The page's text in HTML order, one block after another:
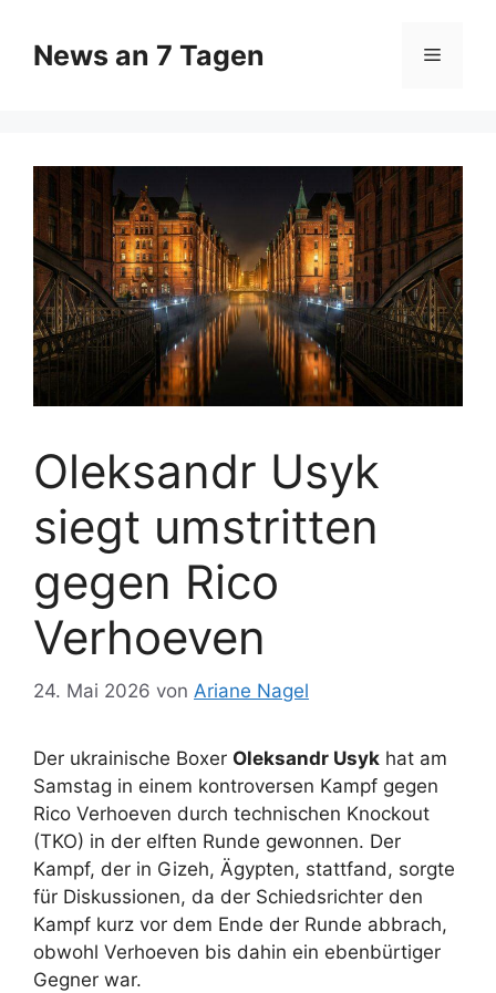
Inhalt
springen
News an 7 Tagen Menü
Oleksandr Usyk
siegt umstritten
gegen Rico
Verhoeven
24. Mai 2026 von Ariane Nagel
Der ukrainische Boxer Oleksandr Usyk hat am
Samstag in einem kontroversen Kampf gegen
Rico Verhoeven durch technischen Knockout
(TKO) in der elften Runde gewonnen. Der
Kampf, der in Gizeh, Ägypten, stattfand, sorgte
für Diskussionen, da der Schiedsrichter den
Kampf kurz vor dem Ende der Runde abbrach,
obwohl Verhoeven bis dahin ein ebenbürtiger
Gegner war.